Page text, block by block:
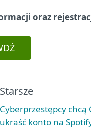
oraz
Starsze
Cyberprzestępcy chcą
ukraść konto na